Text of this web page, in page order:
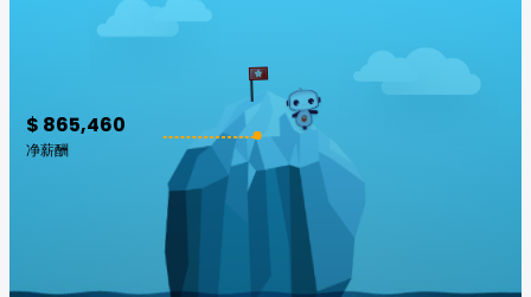
$ 865,460
净薪酬